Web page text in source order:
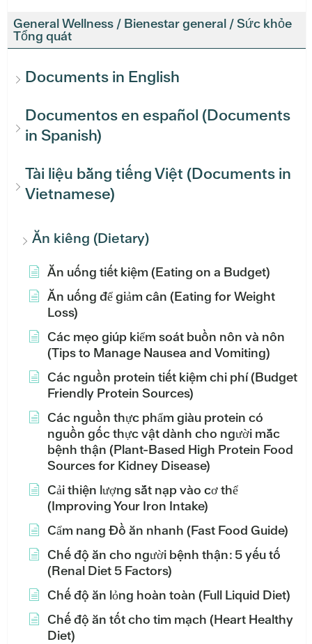
General Wellness / Bienestar general / Sức khỏe
Tổng quát
Documents in English
Documentos en español (Documents
in Spanish)
Tài liệu bằng tiếng Việt (Documents in
Vietnamese)
Ăn kiêng (Dietary)
Ăn uống tiết kiệm (Eating on a Budget)
Ăn uống để giảm cân (Eating for Weight
Loss)
Các mẹo giúp kiểm soát buồn nôn và nôn
(Tips to Manage Nausea and Vomiting)
Các nguồn protein tiết kiệm chi phí (Budget
Friendly Protein Sources)
Các nguồn thực phẩm giàu protein có
nguồn gốc thực vật dành cho người mắc
bệnh thận (Plant-Based High Protein Food
Sources for Kidney Disease)
Cải thiện lượng sắt nạp vào cơ thể
(Improving Your Iron Intake)
Cẩm nang Đồ ăn nhanh (Fast Food Guide)
Chế độ ăn cho người bệnh thận: 5 yếu tố
(Renal Diet 5 Factors)
Chế độ ăn lỏng hoàn toàn (Full Liquid Diet)
Chế độ ăn tốt cho tim mạch (Heart Healthy
Diet)